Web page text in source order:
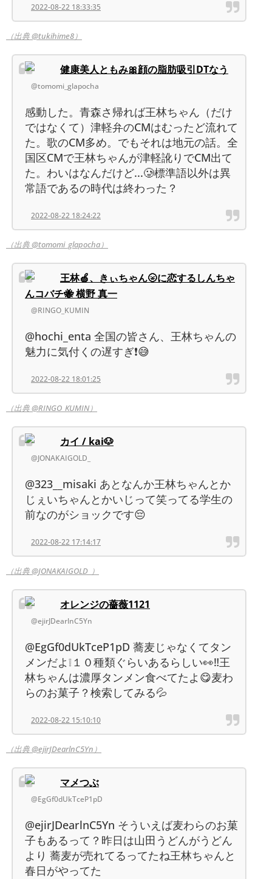
2022-08-22 18:33:35
（出典 @tukihime8）
健康美人ともみ🎀顔の脂肪吸引DTなう
@tomomi_glapocha
感動した。青森さ帰れば王林ちゃん（だけ
ではなくて）津軽弁のCMはむったど流れて
た。歌のCM多め。でもそれは地元の話。全
国区CMで王林ちゃんが津軽訛りでCM出て
た。わいはなんだけど...🥲標準語以外は異
常語であるの時代は終わった？
2022-08-22 18:24:22
（出典 @tomomi_glapocha）
王林🍏、きぃちゃん🌝に恋するしんちゃ
んコバチ🐝 横野 真一
@RINGO_KUMIN
@hochi_enta 全国の皆さん、王林ちゃんの
魅力に気付くの遅すぎ❗😅
2022-08-22 18:01:25
（出典 @RINGO_KUMIN）
カイ / kai🐶
@JONAKAIGOLD_
@323__misaki あとなんか王林ちゃんとか
じぇいちゃんとかいじって笑ってる学生の
前なのがショックです😔
2022-08-22 17:14:17
（出典 @JONAKAIGOLD_）
オレンジの薔薇1121
@ejirJDearlnC5Yn
@EgGf0dUkTceP1pD 蕎麦じゃなくてタン
メンだよ❕１０種類ぐらいあるらしい👀‼️王
林ちゃんは濃厚タンメン食べてたよ😋麦わ
らのお菓子？検索してみる💦
2022-08-22 15:10:10
（出典 @ejirJDearlnC5Yn）
マメつぶ
@EgGf0dUkTceP1pD
@ejirJDearlnC5Yn そういえば麦わらのお菓
子もあるって？昨日は山田うどんがうどん
より 蕎麦が売れてるってたね王林ちゃんと
春日がやってた